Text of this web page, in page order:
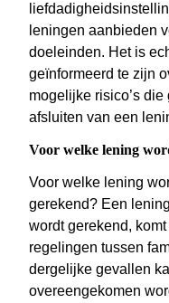
leningen aanbieden
doeleinden. Het is
geïnformeerd te zijn
mogelijke risico’s
afsluiten van een
Voor welke lening
Voor welke lening
gerekend? Een
wordt gerekend,
regelingen tussen
dergelijke gevallen
overeengekomen